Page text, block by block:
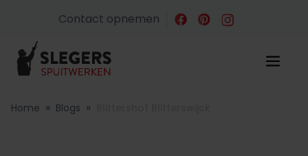
Contact opnemen
Home » Blogs »